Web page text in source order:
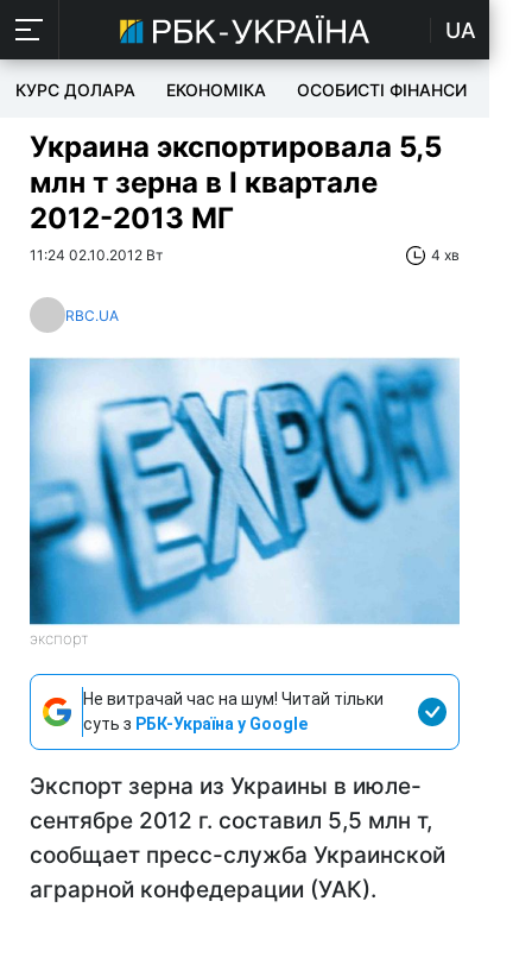
UA
КУРС ДОЛАРА ЕКОНОМІКА ОСОБИСТІ ФІНАНСИ
Украина экспортировала 5,5
млн т зерна в I квартале
2012-2013 МГ
11:24 02.10.2012 Вт 4 хв
RBC.UA
экспорт
Не витрачай час на шум! Читай тільки
суть з РБК-Україна у Google
Экспорт зерна из Украины в июле-
сентябре 2012 г. составил 5,5 млн т,
сообщает пресс-служба Украинской
аграрной конфедерации (УАК).